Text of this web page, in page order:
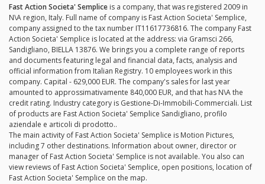
Fast Action Societa' Semplice is a company, that was registered 2009 in
N\A region, Italy. Full name of company is Fast Action Societa' Semplice,
company assigned to the tax number IT11617736816. The company Fast
Action Societa' Semplice is located at the address: via Gramsci 266,
Sandigliano, BIELLA 13876. We brings you a complete range of reports
and documents featuring legal and financial data, facts, analysis and
official information from Italian Registry. 10 employees work in this
company. Capital - 629,000 EUR. The company's sales for last year
amounted to approssimativamente 840,000 EUR, and that has N\A the
credit rating. Industry category is Gestione-Di-Immobili-Commerciali. List
of products are Fast Action Societa' Semplice Sandigliano, profilo
aziendale e articoli di prodotto..
The main activity of Fast Action Societa' Semplice is Motion Pictures,
including 7 other destinations. Information about owner, director or
manager of Fast Action Societa' Semplice is not available. You also can
view reviews of Fast Action Societa' Semplice, open positions, location of
Fast Action Societa' Semplice on the map.